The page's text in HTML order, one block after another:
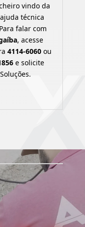
vindo da
técnica
falar com
, acesse
4114-6060ou
e solicite